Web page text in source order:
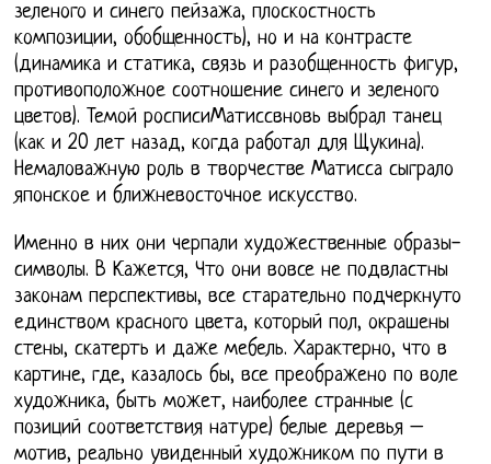
зеленого и синего пейзажа, плоскостность
композиции, обобщенность), но и на контрасте
(динамика и статика, связь и разобщенность фигур,
противоположное соотношение синего и зеленого
цветов). Темой росписиМатиссвновь выбрал танец
(как и 20 лет назад, когда работал для Щукина).
Немаловажную роль в творчестве Матисса сыграло
японское и ближневосточное искусство.
Именно в них они черпали художественные образы-
символы. В Кажется, Что они вовсе не подвластны
законам перспективы, все старательно подчеркнуто
единством красного цвета, который пол, окрашены
стены, скатерть и даже мебель. Характерно, что в
картине, где, казалось бы, все преображено по воле
художника, быть может, наиболее странные (с
позиций соответствия натуре) белые деревья –
мотив, реально увиденный художником по пути в